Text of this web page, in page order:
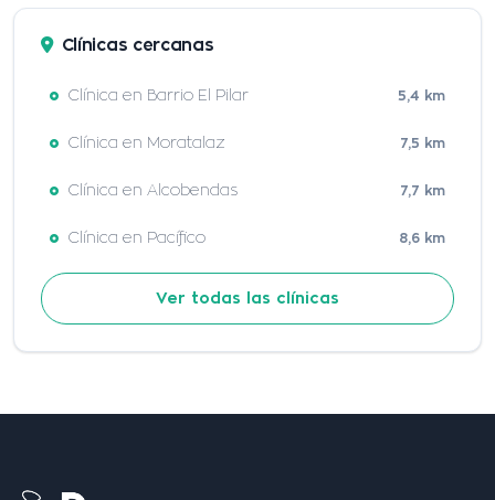
Clínicas cercanas
Clínica en Barrio El Pilar 5,4 km
Clínica en Moratalaz 7,5 km
Clínica en Alcobendas 7,7 km
Clínica en Pacífico 8,6 km
Ver todas las clínicas